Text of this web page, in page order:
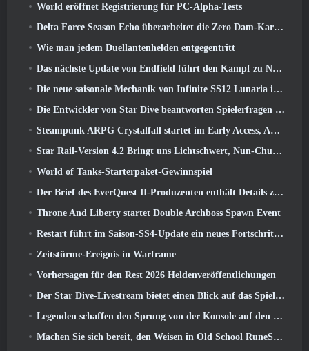
World eröffnet Registrierung für PC-Alpha-Tests
Delta Force Season Echo überarbeitet die Zero Dam-Karte und erweitert das Operations-Gameplay
Wie man jedem Duellantenhelden entgegentritt
Das nächste Update von Endfield führt den Kampf zu Nefarith
Die neue saisonale Mechanik von Infinite SS12 Lunaria ist eine der „größten Ergänzungen“ des Spiels
Die Entwickler von Star Dive beantworten Spielerfragen im Überraschungs-Livestream
Steampunk ARPG Crystalfall startet im Early Access, Aber nicht ohne ein paar Macken
Star Rail-Version 4.2 Bringt uns Lichtschwert, Nun-Chuck, Schlagzeuger-Wegbereiter und ein Emanator der Hochstimmung
World of Tanks-Starterpaket-Gewinnspiel
Der Brief des EverQuest II-Produzenten enthält Details zum Time-Locked-Erweiterungsserver
Throne And Liberty startet Double Archboss Spawn Event
Restart führt im Saison-SS4-Update ein neues Fortschrittssystem ein
Zeitstürme-Ereignis in Warframe
Vorhersagen für den Rest 2026 Heldenveröffentlichungen
Der Star Dive-Livestream bietet einen Blick auf das Spiel in Aktion vor der Veröffentlichung
Legenden schaffen den Sprung von der Konsole auf den PC
Machen Sie sich bereit, den Weisen in Old School RuneScape’s Leagues VI aus dem Käfig zu retten: Dämonische Pakte